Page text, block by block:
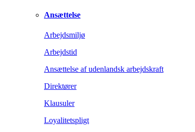
Ansættelse
Arbejdsmiljø
Arbejdstid
Ansættelse af udenlandsk arbejdskraft
Direktører
Klausuler
Loyalitetspligt